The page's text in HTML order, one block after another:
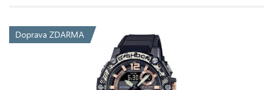
Doprava ZDARMA